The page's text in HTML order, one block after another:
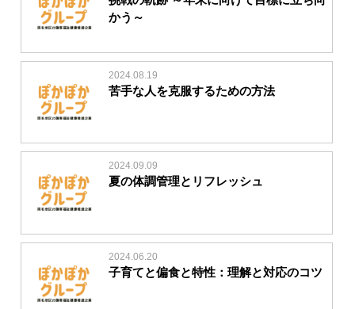
かう～
2024.08.19
苦手な人を克服するための方法
2024.09.09
夏の体調管理とリフレッシュ
2024.06.20
子育てと偏食と特性：理解と対応のコツ